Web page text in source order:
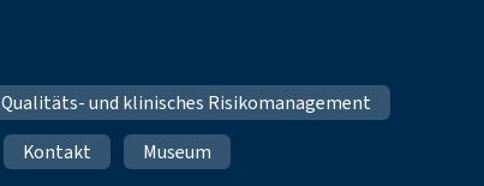
Qualitäts- und klinisches Risikomanagement
Kontakt
Museum